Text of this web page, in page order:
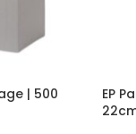
| 500
EP